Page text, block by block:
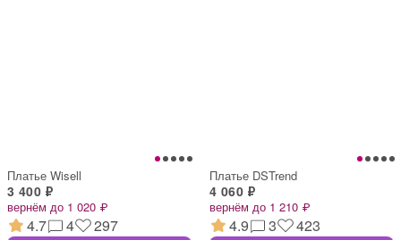
Платье Wisell
3 400 ₽
вернём до 1 020 ₽
4.7 4 297
Платье DSTrend
4 060 ₽
вернём до 1 210 ₽
4.9 3 423